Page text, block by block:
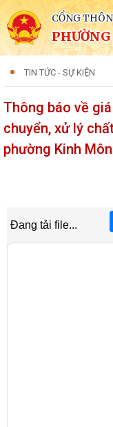
CỔNG
TIN TỨC - SỰ KIỆN
Thông báo về
chuyển, xử lý
phường Kinh Môn